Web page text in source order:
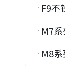
F9不
M7
M8